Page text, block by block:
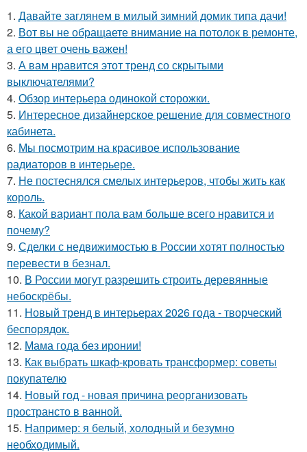
1. Давайте заглянем в милый зимний домик типа дачи!
2. Вот вы не обращаете внимание на потолок в ремонте,
а его цвет очень важен!
3. А вам нравится этот тренд со скрытыми
выключателями?
4. Обзор интерьера одинокой сторожки.
5. Интересное дизайнерское решение для совместного
кабинета.
6. Мы посмотрим на красивое использование
радиаторов в интерьере.
7. Не постеснялся смелых интерьеров, чтобы жить как
король.
8. Какой вариант пола вам больше всего нравится и
почему?
9. Сделки с недвижимостью в России хотят полностью
перевести в безнал.
10. В России могут разрешить строить деревянные
небоскрёбы.
11. Новый тренд в интерьерах 2026 года - творческий
беспорядок.
12. Мама года без иронии!
13. Как выбрать шкаф-кровать трансформер: советы
покупателю
14. Новый год - новая причина реорганизовать
пространсто в ванной.
15. Например: я белый, холодный и безумно
необходимый.